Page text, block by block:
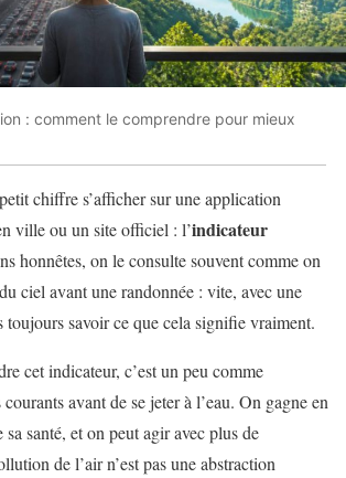
: comment le comprendre pour mieux
chiffre s’afficher sur une application
ville ou un site officiel : l’indicateur
honnêtes, on le consulte souvent comme on
ciel avant une randonnée : vite, avec une
toujours savoir ce que cela signifie vraiment.
cet indicateur, c’est un peu comme
avant de se jeter à l’eau. On gagne en
santé, et on peut agir avec plus de
de l’air n’est pas une abstraction